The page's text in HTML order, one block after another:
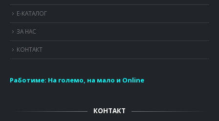
Е-КАТАЛОГ
ЗА НАС
КОНТАКТ
Работиме: На големо, на мало и Online
КОНТАКТ